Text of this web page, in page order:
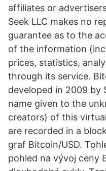
affiliates or
Seek LLC makes no
guarantee as to the
of the information
prices, statistics,
through its service.
developed in 2009 by
name given to the
creators) of this
are recorded in a
graf Bitcoin/USD.
pohled na vývoj ceny